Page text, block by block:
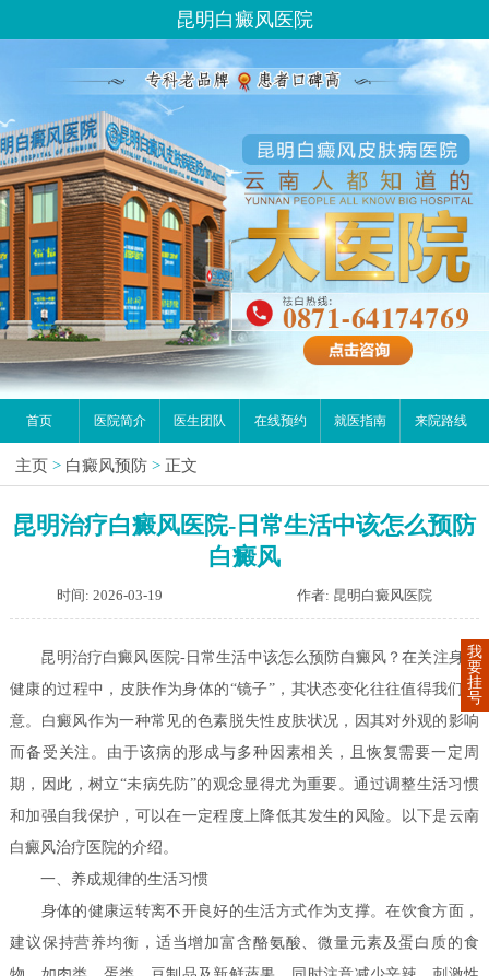
昆明白癜风医院
首页 医院简介 医生团队 在线预约 就医指南 来院路线
主页 > 白癜风预防 > 正文
昆明治疗白癜风医院-日常生活中该怎么预防
白癜风
时间: 2026-03-19 作者: 昆明白癜风医院
昆明治疗白癜风医院-日常生活中该怎么预防白癜风？在关注身体
健康的过程中，皮肤作为身体的“镜子”，其状态变化往往值得我们留
意。白癜风作为一种常见的色素脱失性皮肤状况，因其对外观的影响
而备受关注。由于该病的形成与多种因素相关，且恢复需要一定周
期，因此，树立“未病先防”的观念显得尤为重要。通过调整生活习惯
和加强自我保护，可以在一定程度上降低其发生的风险。以下是云南
白癜风治疗医院的介绍。
一、养成规律的生活习惯
身体的健康运转离不开良好的生活方式作为支撑。在饮食方面，
建议保持营养均衡，适当增加富含酪氨酸、微量元素及蛋白质的食
我
要
挂
号